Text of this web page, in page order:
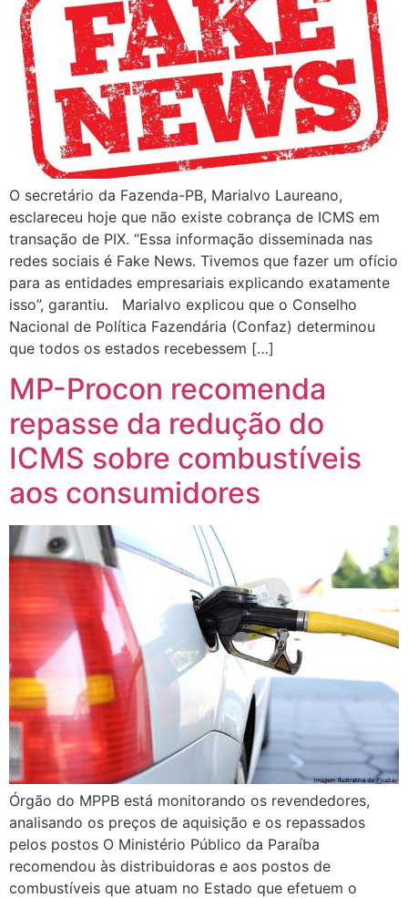
O secretário da Fazenda-PB, Marialvo Laureano,
esclareceu hoje que não existe cobrança de ICMS em
transação de PIX. “Essa informação disseminada nas
redes sociais é Fake News. Tivemos que fazer um ofício
para as entidades empresariais explicando exatamente
isso”, garantiu. Marialvo explicou que o Conselho
Nacional de Política Fazendária (Confaz) determinou
que todos os estados recebessem […]
MP-Procon recomenda
repasse da redução do
ICMS sobre combustíveis
aos consumidores
Órgão do MPPB está monitorando os revendedores,
analisando os preços de aquisição e os repassados
pelos postos O Ministério Público da Paraíba
recomendou às distribuidoras e aos postos de
combustíveis que atuam no Estado que efetuem o